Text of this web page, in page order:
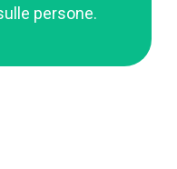
persone.